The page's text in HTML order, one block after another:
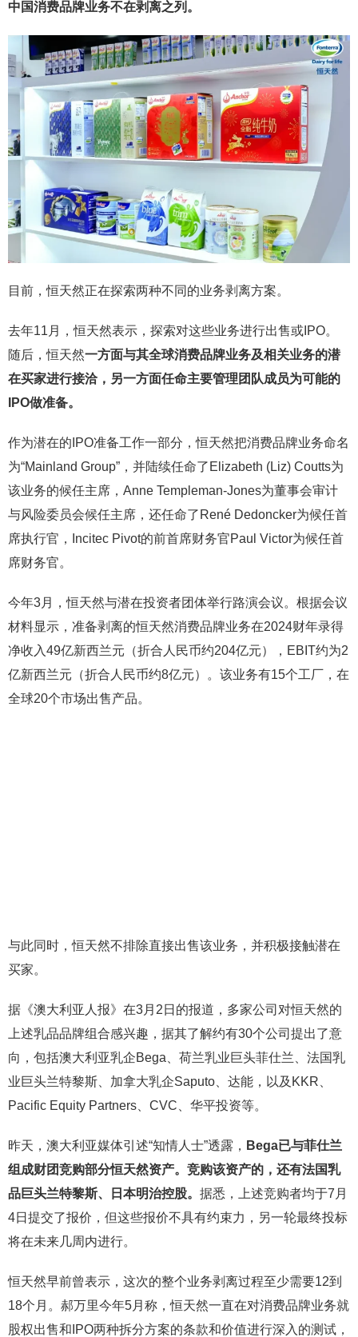
中国消费品牌业务不在剥离之列。
目前，恒天然正在探索两种不同的业务剥离方案。
去年11月，恒天然表示，探索对这些业务进行出售或IPO。
随后，恒天然一方面与其全球消费品牌业务及相关业务的潜
在买家进行接洽，另一方面任命主要管理团队成员为可能的
IPO做准备。
作为潜在的IPO准备工作一部分，恒天然把消费品牌业务命名
为“Mainland Group”，并陆续任命了Elizabeth (Liz) Coutts为
该业务的候任主席，Anne Templeman-Jones为董事会审计
与风险委员会候任主席，还任命了René Dedoncker为候任首
席执行官，Incitec Pivot的前首席财务官Paul Victor为候任首
席财务官。
今年3月，恒天然与潜在投资者团体举行路演会议。根据会议
材料显示，准备剥离的恒天然消费品牌业务在2024财年录得
净收入49亿新西兰元（折合人民币约204亿元），EBIT约为2
亿新西兰元（折合人民币约8亿元）。该业务有15个工厂，在
全球20个市场出售产品。
与此同时，恒天然不排除直接出售该业务，并积极接触潜在
买家。
据《澳大利亚人报》在3月2日的报道，多家公司对恒天然的
上述乳品品牌组合感兴趣，据其了解约有30个公司提出了意
向，包括澳大利亚乳企Bega、荷兰乳业巨头菲仕兰、法国乳
业巨头兰特黎斯、加拿大乳企Saputo、达能，以及KKR、
Pacific Equity Partners、CVC、华平投资等。
昨天，澳大利亚媒体引述“知情人士”透露， Bega已与菲仕兰
组成财团竞购部分恒天然资产。竞购该资产的，还有法国乳
品巨头兰特黎斯、日本明治控股。 据悉，上述竞购者均于7月
4日提交了报价，但这些报价不具有约束力，另一轮最终投标
将在未来几周内进行。
恒天然早前曾表示，这次的整个业务剥离过程至少需要12到
18个月。郝万里今年5月称，恒天然一直在对消费品牌业务就
股权出售和IPO两种拆分方案的条款和价值进行深入的测试，